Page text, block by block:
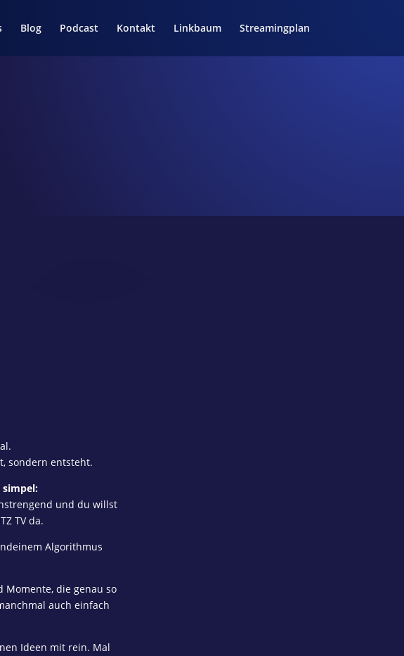
Blog Podcast Kontakt Linkbaum Streamingplan
sondern entsteht.
simpel:
und du willst
TV da.
Algorithmus
Momente, die genau so
auch einfach
Ideen mit rein. Mal